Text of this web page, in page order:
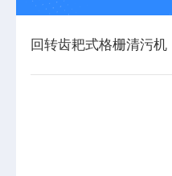
回转齿耙式格栅清污机